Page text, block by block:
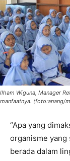
Ilham Wiguna, Manager
manfaatnya. (foto:anang/
“Apa yang
organisme yang
berada dalam